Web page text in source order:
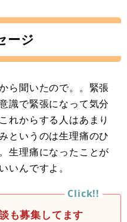
ージ
ら聞いたので。。緊張
識で緊張になって気分
れからする人はあまり
というのは生理痛のひ
生理痛になったことが
いんですよ。
も募集してます